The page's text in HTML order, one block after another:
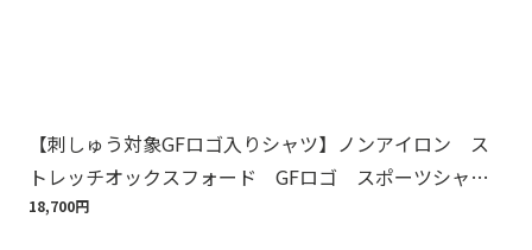
【刺しゅう対象GFロゴ入りシャツ】ノンアイロン ス
トレッチオックスフォード GFロゴ スポーツシャ
ツ Regular Fit
18,700円